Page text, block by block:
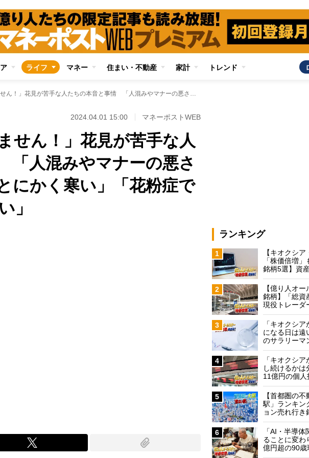
ライフ マネー 住まい・不動産 家計 トレンド
「誘われても行きません！」花見が苦手な人たちの本音と事情 「人混みやマナーの悪さに気が滅入る」「とにかく寒い」「花粉症でそれどころじゃない」
2024.04.01 15:00 マネーポストWEB
せん！」花見が苦手な人
人混みやマナーの悪さ
にかく寒い」「花粉症で
」
ランキング
1
【キオクシ
「株価倍増
銘柄5選】資
2
【億り人オ
銘柄】「総資
現役トレーダ
3
「キオクシ
になる日は遠
のサラリーマ
4
「キオクシ
し続けるかは
11億円の個人
5
【首都圏の
駅」ランキン
ョン売れ行き
6
「AI・半導体
ることに変わ
億円超の90歳